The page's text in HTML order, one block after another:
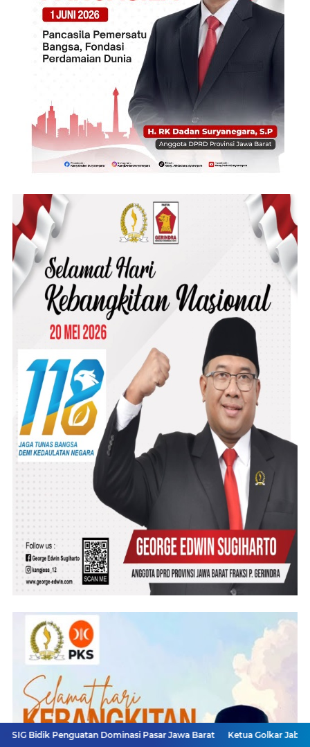
Dominasi Pasar Jawa Barat Ketua Golkar Jabar: Perjalanan